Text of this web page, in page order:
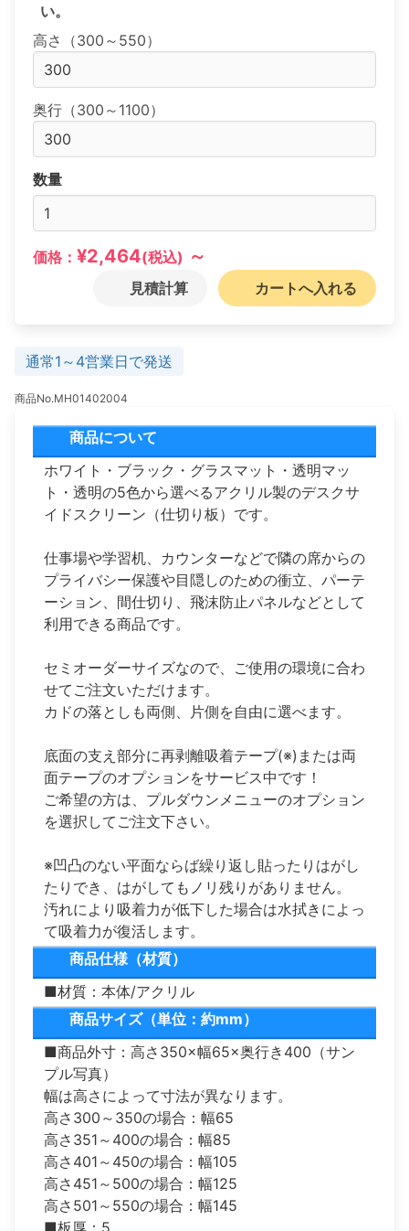
い。
高さ（300～550）
奥行（300～1100）
数量
価格： ¥2,464(税込) ～
見積計算 カートへ入れる
通常1～4営業日で発送
商品No.MH01402004
商品について
ホワイト・ブラック・グラスマット・透明マッ
ト・透明の5色から選べるアクリル製のデスクサ
イドスクリーン（仕切り板）です。
仕事場や学習机、カウンターなどで隣の席からの
プライバシー保護や目隠しのための衝立、パーテ
ーション、間仕切り、飛沫防止パネルなどとして
利用できる商品です。
セミオーダーサイズなので、ご使用の環境に合わ
せてご注文いただけます。
カドの落としも両側、片側を自由に選べます。
底面の支え部分に再剥離吸着テープ(※)または両
面テープのオプションをサービス中です！
ご希望の方は、プルダウンメニューのオプション
を選択してご注文下さい。
※凹凸のない平面ならば繰り返し貼ったりはがし
たりでき、はがしてもノリ残りがありません。
汚れにより吸着力が低下した場合は水拭きによっ
て吸着力が復活します。
商品仕様（材質）
■材質：本体/アクリル
商品サイズ（単位：約mm）
■商品外寸：高さ350×幅65×奥行き400（サン
プル写真）
幅は高さによって寸法が異なります。
高さ300～350の場合：幅65
高さ351～400の場合：幅85
高さ401～450の場合：幅105
高さ451～500の場合：幅125
高さ501～550の場合：幅145
■板厚：5